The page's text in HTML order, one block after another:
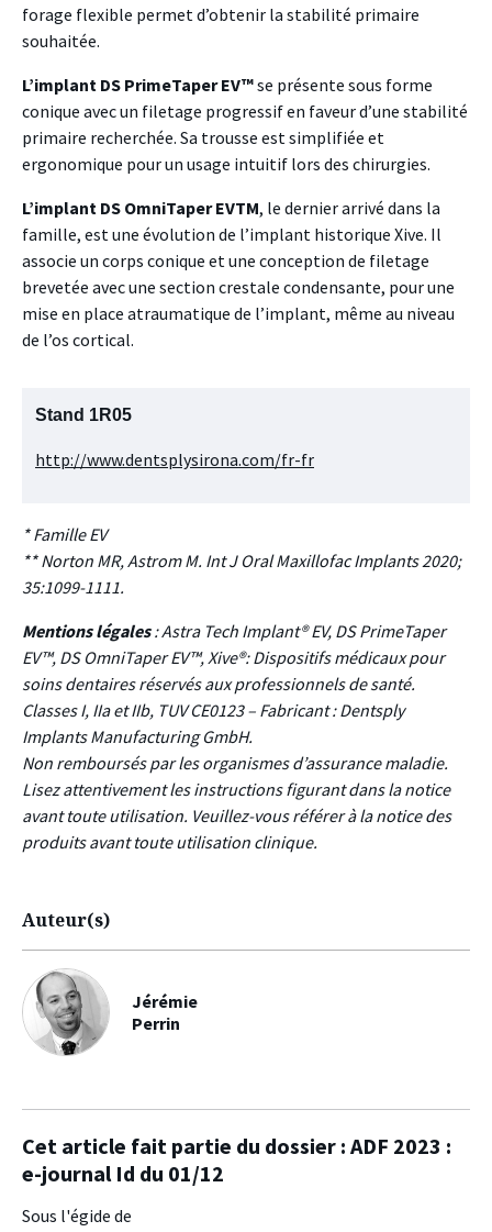
forage flexible permet d’obtenir la stabilité primaire
souhaitée.
L’implant DS PrimeTaper EV™se présente sous forme
conique avec un filetage progressif en faveur d’une stabilité
primaire recherchée. Sa trousse est simplifiée et
ergonomique pour un usage intuitif lors des chirurgies.
L’implant DS OmniTaper EVTM, le dernier arrivé dans la
famille, est une évolution de l’implant historique Xive. Il
associe un corps conique et une conception de filetage
brevetée avec une section crestale condensante, pour une
mise en place atraumatique de l’implant, même au niveau
de l’os cortical.
Stand 1R05
http://www.dentsplysirona.com/fr-fr
* Famille EV
** Norton MR, Astrom M. Int J Oral Maxillofac Implants 2020;
35:1099-1111.
Mentions légales: Astra Tech Implant® EV, DS PrimeTaper
EV™, DS OmniTaper EV™, Xive®: Dispositifs médicaux pour
soins dentaires réservés aux professionnels de santé.
Classes I, IIa et IIb, TUV CE0123 – Fabricant : Dentsply
Implants Manufacturing GmbH.
Non remboursés par les organismes d’assurance maladie.
Lisez attentivement les instructions figurant dans la notice
avant toute utilisation. Veuillez-vous référer à la notice des
produits avant toute utilisation clinique.
Auteur(s)
Jérémie
Perrin
Cet article fait partie du dossier : ADF 2023 :
e-journal Id du 01/12
Sous l'égide de